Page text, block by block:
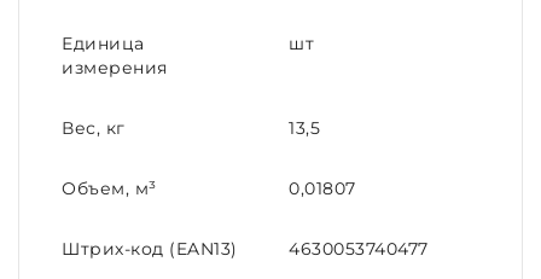
Единица
измерения
шт
Вес, кг 13,5
Объем, м³ 0,01807
Штрих-код (EAN13) 4630053740477